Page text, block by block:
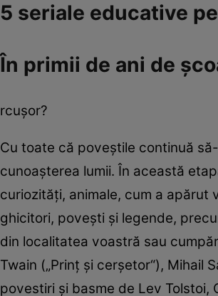
5 seriale educative
În primii de ani de
rcuşor?
Cu toate că poveştile continuă
cunoaşterea lumii. În această
curiozităţi, animale, cum a apărut
ghicitori, poveşti şi legende,
din localitatea voastră sau
Twain („Prinţ şi cerşetor“), Mihail
povestiri şi basme de Lev Tolstoi,